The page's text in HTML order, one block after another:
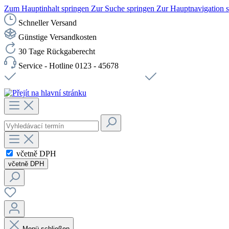
Zum Hauptinhalt springen Zur Suche springen Zur Hauptnavigation
Schneller Versand
Günstige Versandkosten
30 Tage Rückgaberecht
Service - Hotline 0123 - 45678
včetně DPH
včetně DPH